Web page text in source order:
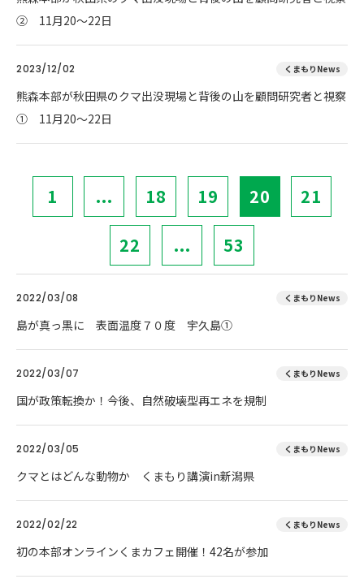
② 11月20～22日
2023/12/02 くまもりNews
熊森本部が秋田県のクマ出没現場と背後の山を顧問研究者と視察
① 11月20～22日
1 ... 18 19 20 21
22 ... 53
2022/03/08 くまもりNews
島が真っ黒に 表面温度７０度 宇久島①
2022/03/07 くまもりNews
国が政策転換か！今後、自然破壊型再エネを規制
2022/03/05 くまもりNews
クマとはどんな動物か くまもり講演in新潟県
2022/02/22 くまもりNews
初の本部オンラインくまカフェ開催！42名が参加